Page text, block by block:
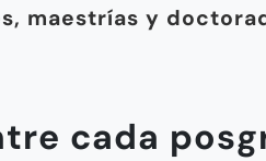
maestrías y
cada